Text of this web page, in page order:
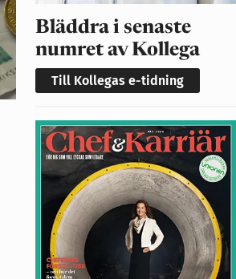
Bläddra i senaste
numret av Kollega
Till Kollegas e-tidning